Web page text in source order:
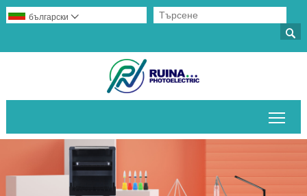

български 